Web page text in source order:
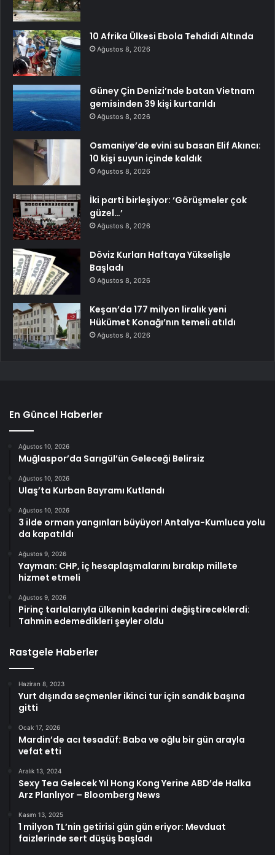
10 Afrika Ülkesi Ebola Tehdidi Altında
Ağustos 8, 2026
Güney Çin Denizi’nde batan Vietnam
gemisinden 39 kişi kurtarıldı
Ağustos 8, 2026
Osmaniye’de evini su basan Elif Akıncı:
10 kişi suyun içinde kaldık
Ağustos 8, 2026
İki parti birleşiyor: ‘Görüşmeler çok
güzel…’
Ağustos 8, 2026
Döviz Kurları Haftaya Yükselişle
Başladı
Ağustos 8, 2026
Keşan’da 177 milyon liralık yeni
Hükümet Konağı’nın temeli atıldı
Ağustos 8, 2026
En Güncel Haberler
Ağustos 10, 2026
Muğlaspor’da Sarıgül’ün Geleceği Belirsiz
Ağustos 10, 2026
Ulaş’ta Kurban Bayramı Kutlandı
Ağustos 10, 2026
3 ilde orman yangınları büyüyor! Antalya-Kumluca yolu
da kapatıldı
Ağustos 9, 2026
Yayman: CHP, iç hesaplaşmalarını bırakıp millete
hizmet etmeli
Ağustos 9, 2026
Pirinç tarlalarıyla ülkenin kaderini değiştireceklerdi:
Tahmin edemedikleri şeyler oldu
Rastgele Haberler
Haziran 8, 2023
Yurt dışında seçmenler ikinci tur için sandık başına
gitti
Ocak 17, 2026
Mardin’de acı tesadüf: Baba ve oğlu bir gün arayla
vefat etti
Aralık 13, 2024
Sexy Tea Gelecek Yıl Hong Kong Yerine ABD’de Halka
Arz Planlıyor – Bloomberg News
Kasım 13, 2025
1 milyon TL’nin getirisi gün gün eriyor: Mevduat
faizlerinde sert düşüş başladı